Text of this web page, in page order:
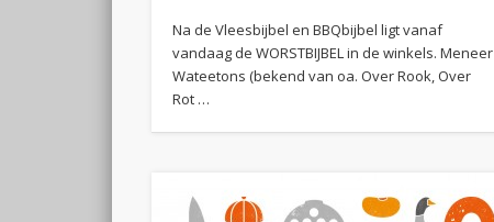
Na de Vleesbijbel en BBQbijbel ligt vanaf
vandaag de WORSTBIJBEL in de winkels. Meneer
Wateetons (bekend van oa. Over Rook, Over
Rot …